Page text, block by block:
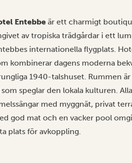
Entebbe är ett charmigt
av tropiska trädgårdar i ett
internationella flygplats.
kombinerar dagens moderna
1940-talshuset. Rummen
speglar den lokala kulturen.
med myggnät, privat
god mat och en vacker pool
plats för avkoppling.